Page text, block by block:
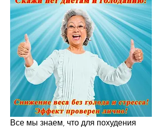
Все мы знаем, что для похудения